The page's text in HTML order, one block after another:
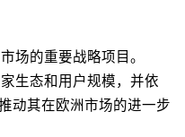
场的重要战略项目。
生态和用户规模，并依
动其在欧洲市场的进一步